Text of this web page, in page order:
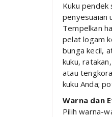
Kuku
penyesuaian
Tempelkan
pelat logam
bunga kecil,
kuku,
atau
kuku Anda;
Warna dan
Pilih warna-